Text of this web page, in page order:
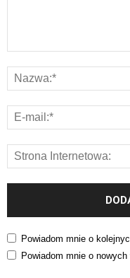
Powiadom mnie o
Powiadom mnie o nowych